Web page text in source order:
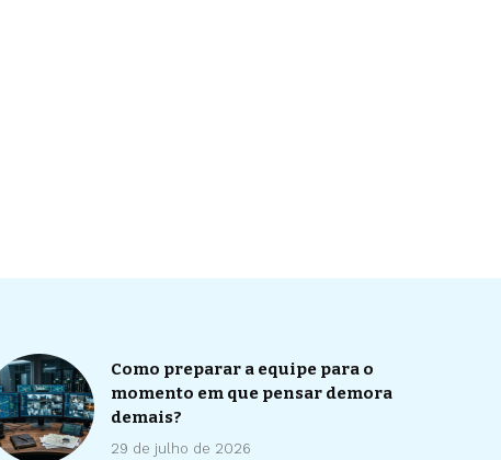
Como preparar a equipe para o
momento em que pensar demora
demais?
29 de julho de 2026